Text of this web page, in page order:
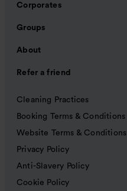
Corporates
Groups
About
Refer a friend
Cleaning Practices
Booking Terms & Conditions
Website Terms & Conditions
Privacy Policy
Anti-Slavery Policy
Cookie Policy